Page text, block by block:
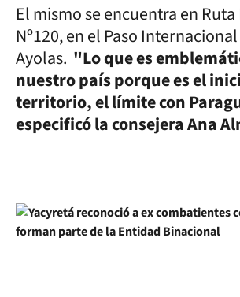
El mismo se encuentra en
Nº120, en el Paso
Ayolas. "Lo que es
nuestro país porque es el
territorio, el límite con
especificó la consejera Ana